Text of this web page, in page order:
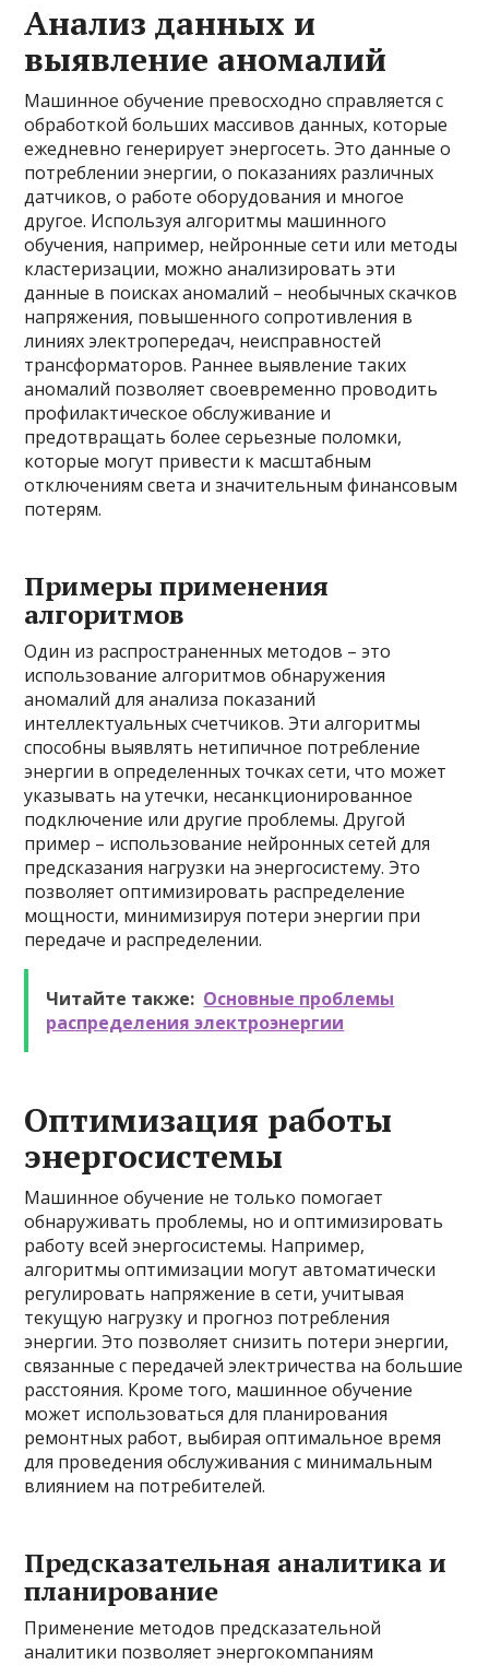
Анализ данных и
выявление аномалий
Машинное обучение превосходно справляется с
обработкой больших массивов данных, которые
ежедневно генерирует энергосеть. Это данные о
потреблении энергии, о показаниях различных
датчиков, о работе оборудования и многое
другое. Используя алгоритмы машинного
обучения, например, нейронные сети или методы
кластеризации, можно анализировать эти
данные в поисках аномалий – необычных скачков
напряжения, повышенного сопротивления в
линиях электропередач, неисправностей
трансформаторов. Раннее выявление таких
аномалий позволяет своевременно проводить
профилактическое обслуживание и
предотвращать более серьезные поломки,
которые могут привести к масштабным
отключениям света и значительным финансовым
потерям.
Примеры применения
алгоритмов
Один из распространенных методов – это
использование алгоритмов обнаружения
аномалий для анализа показаний
интеллектуальных счетчиков. Эти алгоритмы
способны выявлять нетипичное потребление
энергии в определенных точках сети, что может
указывать на утечки, несанкционированное
подключение или другие проблемы. Другой
пример – использование нейронных сетей для
предсказания нагрузки на энергосистему. Это
позволяет оптимизировать распределение
мощности, минимизируя потери энергии при
передаче и распределении.
Читайте также: Основные проблемы
распределения электроэнергии
Оптимизация работы
энергосистемы
Машинное обучение не только помогает
обнаруживать проблемы, но и оптимизировать
работу всей энергосистемы. Например,
алгоритмы оптимизации могут автоматически
регулировать напряжение в сети, учитывая
текущую нагрузку и прогноз потребления
энергии. Это позволяет снизить потери энергии,
связанные с передачей электричества на большие
расстояния. Кроме того, машинное обучение
может использоваться для планирования
ремонтных работ, выбирая оптимальное время
для проведения обслуживания с минимальным
влиянием на потребителей.
Предсказательная аналитика и
планирование
Применение методов предсказательной
аналитики позволяет энергокомпаниям